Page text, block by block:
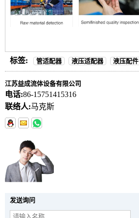
标签: 管适配器 液压适配器 液压配件
江苏益成流体设备有限公司
电话:86-15751415316
联络人:马克斯
发送询问